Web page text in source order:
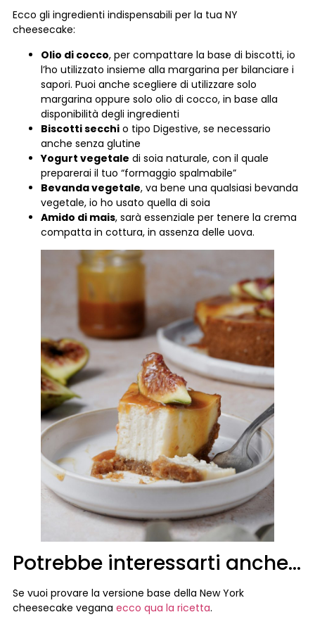
Ecco gli ingredienti indispensabili per la tua NY
cheesecake:
Olio di cocco, per compattare la base di biscotti, io
l’ho utilizzato insieme alla margarina per bilanciare i
sapori. Puoi anche scegliere di utilizzare solo
margarina oppure solo olio di cocco, in base alla
disponibilità degli ingredienti
Biscotti secchio tipo Digestive, se necessario
anche senza glutine
Yogurt vegetale di soia naturale, con il quale
preparerai il tuo “formaggio spalmabile”
Bevanda vegetale, va bene una qualsiasi bevanda
vegetale, io ho usato quella di soia
Amido di mais, sarà essenziale per tenere la crema
compatta in cottura, in assenza delle uova.
Potrebbe interessarti anche…
Se vuoi provare la versione base della New York
cheesecake vegana ecco qua la ricetta.